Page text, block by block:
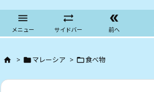

メニュー

サイドバー

前へ
 > マレーシア > 食べ物